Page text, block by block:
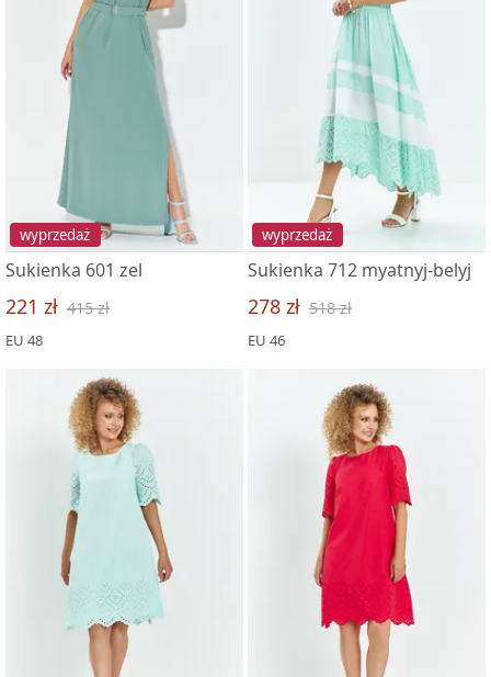
wyprzedaż
Sukienka 601 zel
221 zł 415 zł
EU 48
wyprzedaż
Sukienka 712 myatnyj-belyj
278 zł 518 zł
EU 46